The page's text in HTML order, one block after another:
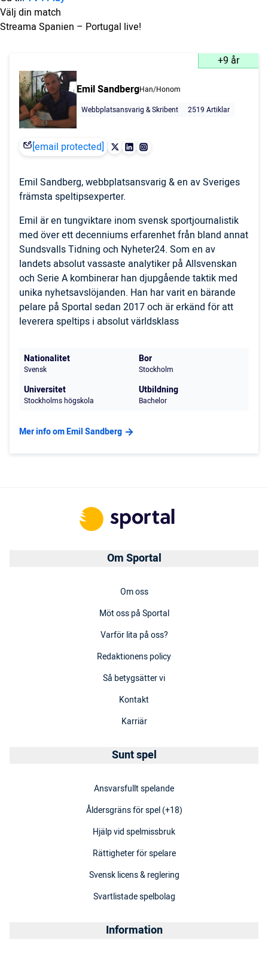
Välj din match
Streama Spanien – Portugal live!
+9 år
Emil SandbergHan/Honom
Webbplatsansvarig & Skribent
2519 Artiklar
[email protected]
Emil Sandberg, webbplatsansvarig & en av Sveriges
främsta speltipsexperter.
Emil är en tungviktare inom svensk sportjournalistik
med över ett decenniums erfarenhet från bland annat
Sundsvalls Tidning och Nyheter24. Som en av
landets absolut vassaste analytiker på Allsvenskan
och Serie A kombinerar han djupgående taktik med
unika nyhetsavslöjanden. Han har varit en bärande
pelare på Sportal sedan 2017 och är erkänd för att
leverera speltips i absolut världsklass
Nationalitet
Svensk
Bor
Stockholm
Universitet
Stockholms högskola
Utbildning
Bachelor
Mer info om Emil Sandberg
Om Sportal
Om oss
Möt oss på Sportal
Varför lita på oss?
Redaktionens policy
Så betygsätter vi
Kontakt
Karriär
Sunt spel
Ansvarsfullt spelande
Åldersgräns för spel (+18)
Hjälp vid spelmissbruk
Rättigheter för spelare
Svensk licens & reglering
Svartlistade spelbolag
Information